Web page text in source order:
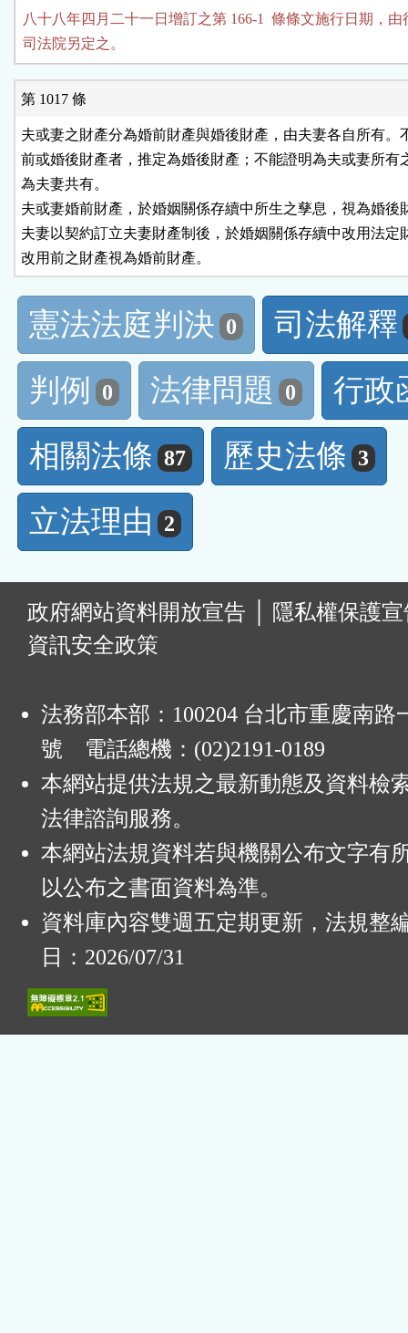
八十八年四月二十一日增訂之第 166-1  條條文施行日期，由
司法院另定之。
第 1017 條
夫或妻之財產分為婚前財產與婚後財產，由夫妻各自所有。
前或婚後財產者，推定為婚後財產；不能證明為夫或妻所有
為夫妻共有。
夫或妻婚前財產，於婚姻關係存續中所生之孳息，視為婚後
夫妻以契約訂立夫妻財產制後，於婚姻關係存續中改用法定
改用前之財產視為婚前財產。
憲法法庭判決 0
司法解釋
判例
0 法律問題 0
行政
相關法條 87 歷史法條 3
立法理由 2
政府網站資料開放宣告
隱私權保護
資訊安全政策
法務部本部：100204 台北市重慶南路
號 電話總機：(02)2191-0189
本網站提供法規之最新動態及資料檢
法律諮詢服務。
本網站法規資料若與機關公布文字有
以公布之書面資料為準。
資料庫內容雙週五定期更新，法規整
日：2026/07/31